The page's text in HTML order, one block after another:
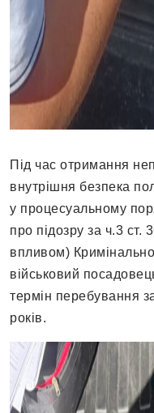
Під час отримання
внутрішня безпека
у процесуальному
про підозру за ч.3
впливом)
військовий
термін перебування
років.